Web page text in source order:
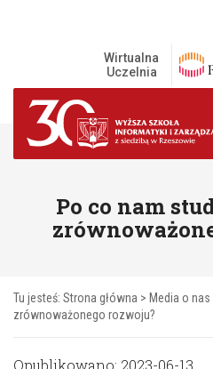
Wirtualna
Uczelnia
Po co nam
Tu jesteś: Strona główna > Media o nas
zrównoważonego rozwoju?
Opublikowano: 2023-06-13